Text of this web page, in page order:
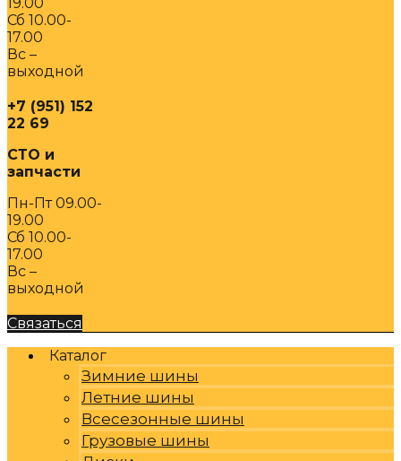
Сб 10.00-
17.00
Вс –
выходной
+7 (951) 152
22 69
СТО и
запчасти
Пн-Пт 09.00-
19.00
Сб 10.00-
17.00
Вс –
выходной
Связаться
Каталог
Зимние шины
Летние шины
Всесезонные шины
Грузовые шины